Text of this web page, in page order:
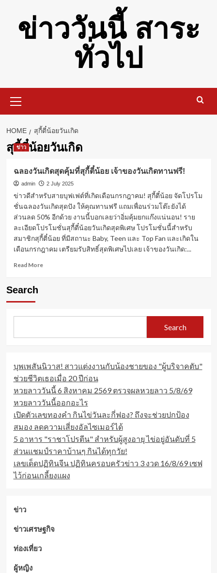
contentข่าววันนี้ สาระ
ทั่วไป
Menu
HOME สุกี้ตี๋น้อยวันเกิด
สุกี้ตี๋น้อยวันเกิด
ข่าว
ฉลองวันเกิดสุดคุ้มที่สุกี้ตี๋น้อย เจ้าของวันเกิดทานฟรี!
admin 2 July 2025
ข่าวดีสำหรับสายบุฟเฟต์ที่เกิดเดือนกรกฎาคม! สุกี้ตี๋น้อย จัดโปรโม
ชั่นฉลองวันเกิดสุดปัง ให้คุณทานฟรี แถมเพื่อนร่วมโต๊ะยังได้
ส่วนลด 50% อีกด้วย งานนี้บอกเลยว่าอิ่มคุ้มยกแก๊งแน่นอน! ราย
ละเอียดโปรโมชั่นสุกี้ตี๋น้อยวันเกิดสุดพิเศษ โปรโมชั่นนี้สำหรับ
สมาชิกสุกี้ตี๋น้อย ที่มีสถานะ Baby, Teen และ Top Fan และเกิดใน
เดือนกรกฎาคม เตรียมรับสิทธิ์สุดพิเศษไปเลย เจ้าของวันเกิด:...
Read MoreRead
สุด
ที่
ตี๋
เจ้าของ
วัน
เกิด
ฟรี!
Search
Search
บุพเพสันนิวาส! สาวแต่งงานกับน้องชายของ "ผู้บริจาคตับ"
ช่วยชีวิตเธอเมื่อ 20 ปีก่อน
หวยลาววันนี้ 6 สิงหาคม 2569 ตรวจผลหวยลาว 5/8/69
หวยลาววันนี้ออกอะไร
เปิดตัวเลขทองคำ กินไข่วันละกี่ฟอง? ถึงจะช่วยปกป้อง
สมอง ลดความเสี่ยงอัลไซเมอร์ได้
5 อาหาร "ราชาโปรตีน" สำหรับผู้สูงอายุ ไข่อยู่อันดับที่ 5
ส่วนแชมป์ราคาบ้านๆ กินได้ทุกวัย!
เลขเด็ดปฏิทินจีน ปฏิทินครอบครัวข่าว 3 งวด 16/8/69 เซฟ
ไว้ก่อนเกลี้ยงแผง
ข่าว
ข่าวเศรษฐกิจ
ท่องเที่ยว
ผู้หญิง